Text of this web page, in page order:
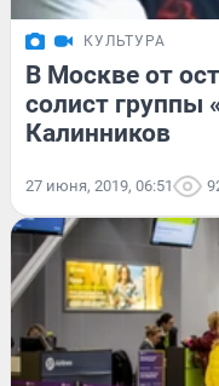
КУЛЬТУРА
В Москве от
солист группы
Калинников
27 июня, 2019, 06:51